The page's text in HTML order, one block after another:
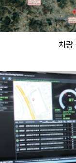
차량